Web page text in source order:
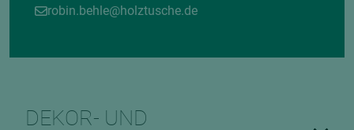
robin.behle@holztusche.de
DEKOR- UND